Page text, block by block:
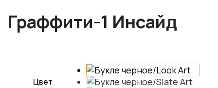
Граффити-1 Инсайд
Цвет